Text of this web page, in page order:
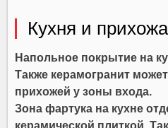
Кухня и
Напольное покрытие на
Также керамогранит
прихожей у зоны входа.
Зона фартука на кухне